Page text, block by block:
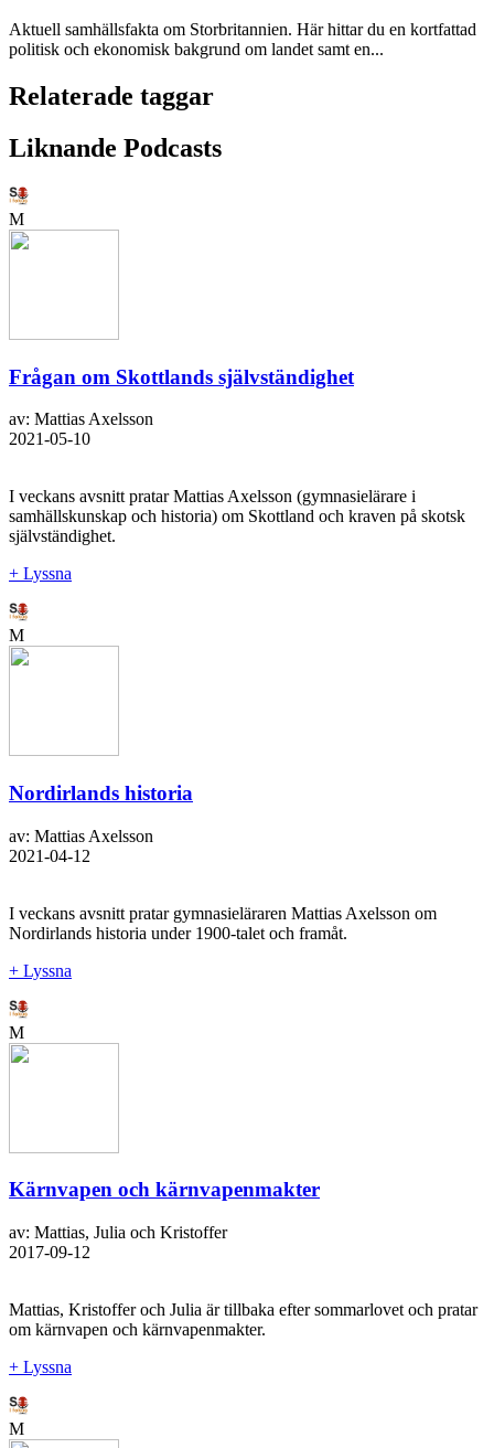
Aktuell samhällsfakta om Storbritannien. Här hittar du en kortfattad
politisk och ekonomisk bakgrund om landet samt en...
Relaterade taggar
Liknande Podcasts
M
Frågan om Skottlands självständighet
av: Mattias Axelsson
2021-05-10
I veckans avsnitt pratar Mattias Axelsson (gymnasielärare i
samhällskunskap och historia) om Skottland och kraven på skotsk
självständighet.
+ Lyssna
M
Nordirlands historia
av: Mattias Axelsson
2021-04-12
I veckans avsnitt pratar gymnasieläraren Mattias Axelsson om
Nordirlands historia under 1900-talet och framåt.
+ Lyssna
M
Kärnvapen och kärnvapenmakter
av: Mattias, Julia och Kristoffer
2017-09-12
Mattias, Kristoffer och Julia är tillbaka efter sommarlovet och pratar
om kärnvapen och kärnvapenmakter.
+ Lyssna
M